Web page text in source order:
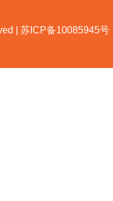
| 苏ICP备10085945号